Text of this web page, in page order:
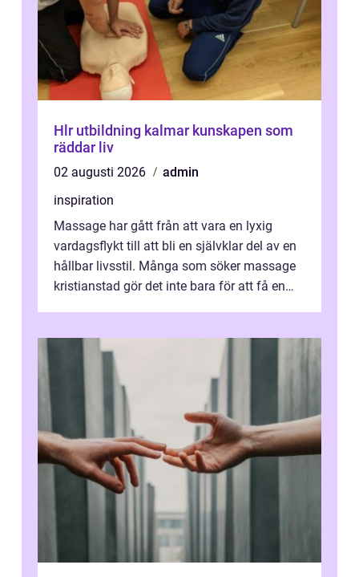
Hlr utbildning kalmar kunskapen som
räddar liv
02 augusti 2026
admin
inspiration
Massage har gått från att vara en lyxig
vardagsflykt till att bli en självklar del av en
hållbar livsstil. Många som söker massage
kristianstad gör det inte bara för att få en